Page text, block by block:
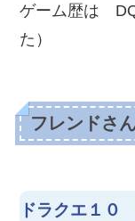
ゲーム歴は
た）
フレンドさ
ドラクエ１